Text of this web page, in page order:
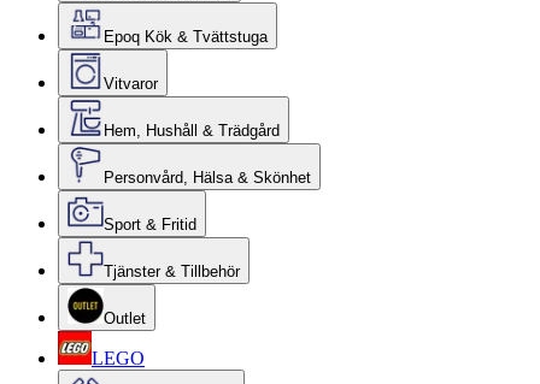
Epoq Kök & Tvättstuga
Vitvaror
Hem, Hushåll & Trädgård
Personvård, Hälsa & Skönhet
Sport & Fritid
Tjänster & Tillbehör
Outlet
LEGO